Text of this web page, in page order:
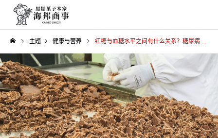
主题 健康与营养 红糖与血糖水平之间有什么关系？糖尿病患者可以放心食用吗？